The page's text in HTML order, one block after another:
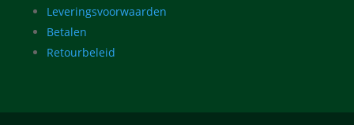
Leveringsvoorwaarden
Betalen
Retourbeleid